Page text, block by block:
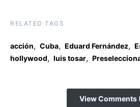
RELATED TAGS
acción, Cuba, Eduard Fernández,
hollywood, luis tosar,
View Comments